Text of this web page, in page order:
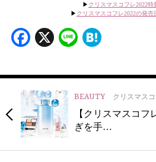
▶︎ クリスマスコフレ2022特
▶︎ クリスマスコフレ2022の発売
Facebook
X Line
BEAUTY クリスマス
【クリスマスコフ
ぎを手…